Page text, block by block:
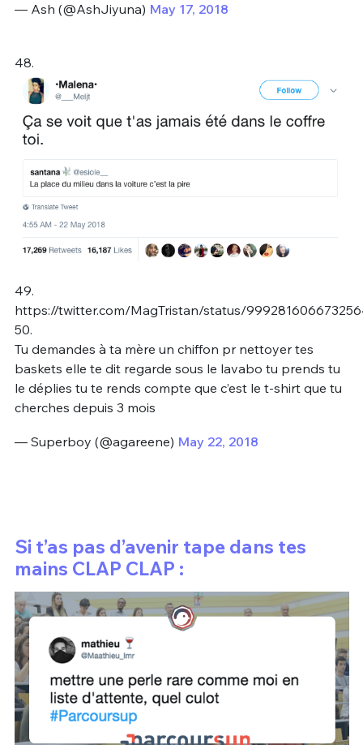
— Ash (@AshJiyuna) May 17, 2018
48.
49.
https://twitter.com/MagTristan/status/
50.
Tu demandes à ta mère un chiffon pr nettoyer tes
baskets elle te dit regarde sous le lavabo tu prends tu
le déplies tu te rends compte que c’est le t-shirt que tu
cherches depuis 3 mois
— Superboy (@agareene) May 22, 2018
Si t’as pas d’avenir tape dans tes
mains CLAP CLAP :